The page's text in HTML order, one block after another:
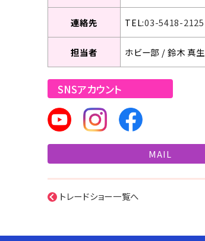
連絡先 TEL:03-5418-2125
担当者 ホビー部 / 鈴木 真生
SNSアカウント
MAIL
トレードショー一覧へ